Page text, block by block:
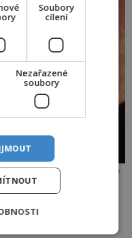
halucinací? Nebo se snad s jeho
skutečný člověk?
Soubory
cílení
Nezařazené
soubory